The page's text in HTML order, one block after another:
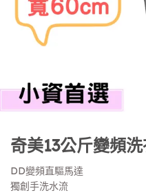
奇美13公斤變頻
DD變頻直驅馬達
獨創手洗水流